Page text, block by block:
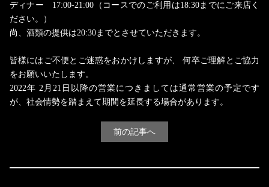
ディナー 17:00-21:00（コースでのご利用は18:30までにご来店く
ださい。）
尚、酒類の提供は20:30までとさせていただきます。
皆様にはご不便とご迷惑をおかけしますが、 何卒ご理解とご協力
をお願いいたします。
2022年 2月21日以降の営業につきましては通常営業の予定です
が、社会情勢を踏まえて期間を延長する場合があります。
前の記事へ